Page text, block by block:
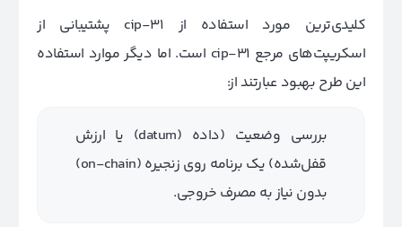
کلیدی‌ترین مورد استفاده از cip-31 پشتیبانی از
اسکریپت‌های مرجع cip-31 است. اما دیگر موارد استفاده
این طرح بهبود عبارتند از:
بررسی وضعیت (داده (datum) یا ارزش
قفل‌شده) یک برنامه روی زنجیره (on-chain)
بدون نیاز به مصرف خروجی.